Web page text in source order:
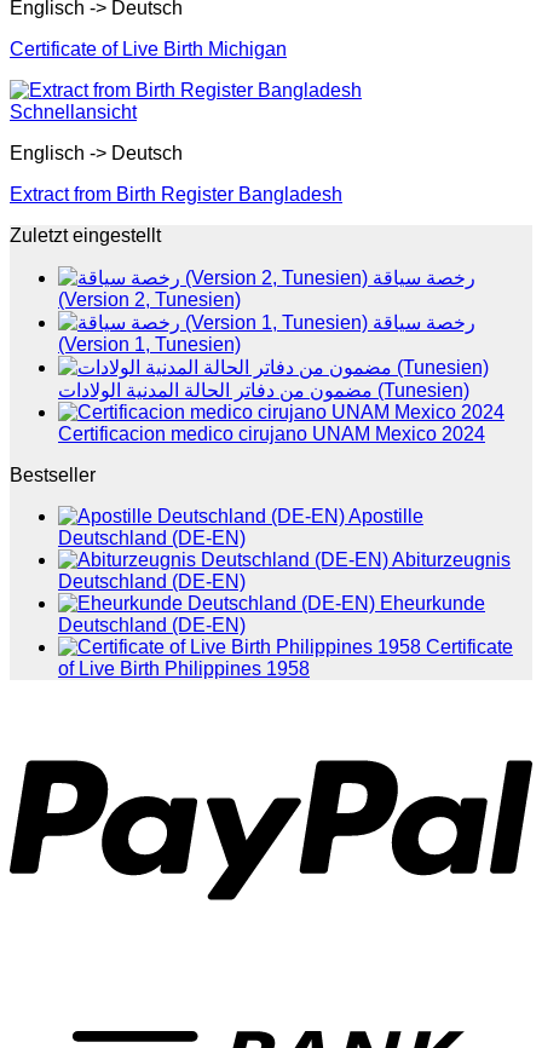
Englisch -> Deutsch
Certificate of Live Birth Michigan
Schnellansicht
Englisch -> Deutsch
Extract from Birth Register Bangladesh
Zuletzt eingestellt
رخصة سياقة
(Version 2, Tunesien)
رخصة سياقة
(Version 1, Tunesien)
مضمون من دفاتر الحالة المدنية الولادات (Tunesien)
Certificacion medico cirujano UNAM Mexico 2024
Bestseller
Apostille
Deutschland (DE-EN)
Abiturzeugnis
Deutschland (DE-EN)
Eheurkunde
Deutschland (DE-EN)
Certificate
of Live Birth Philippines 1958